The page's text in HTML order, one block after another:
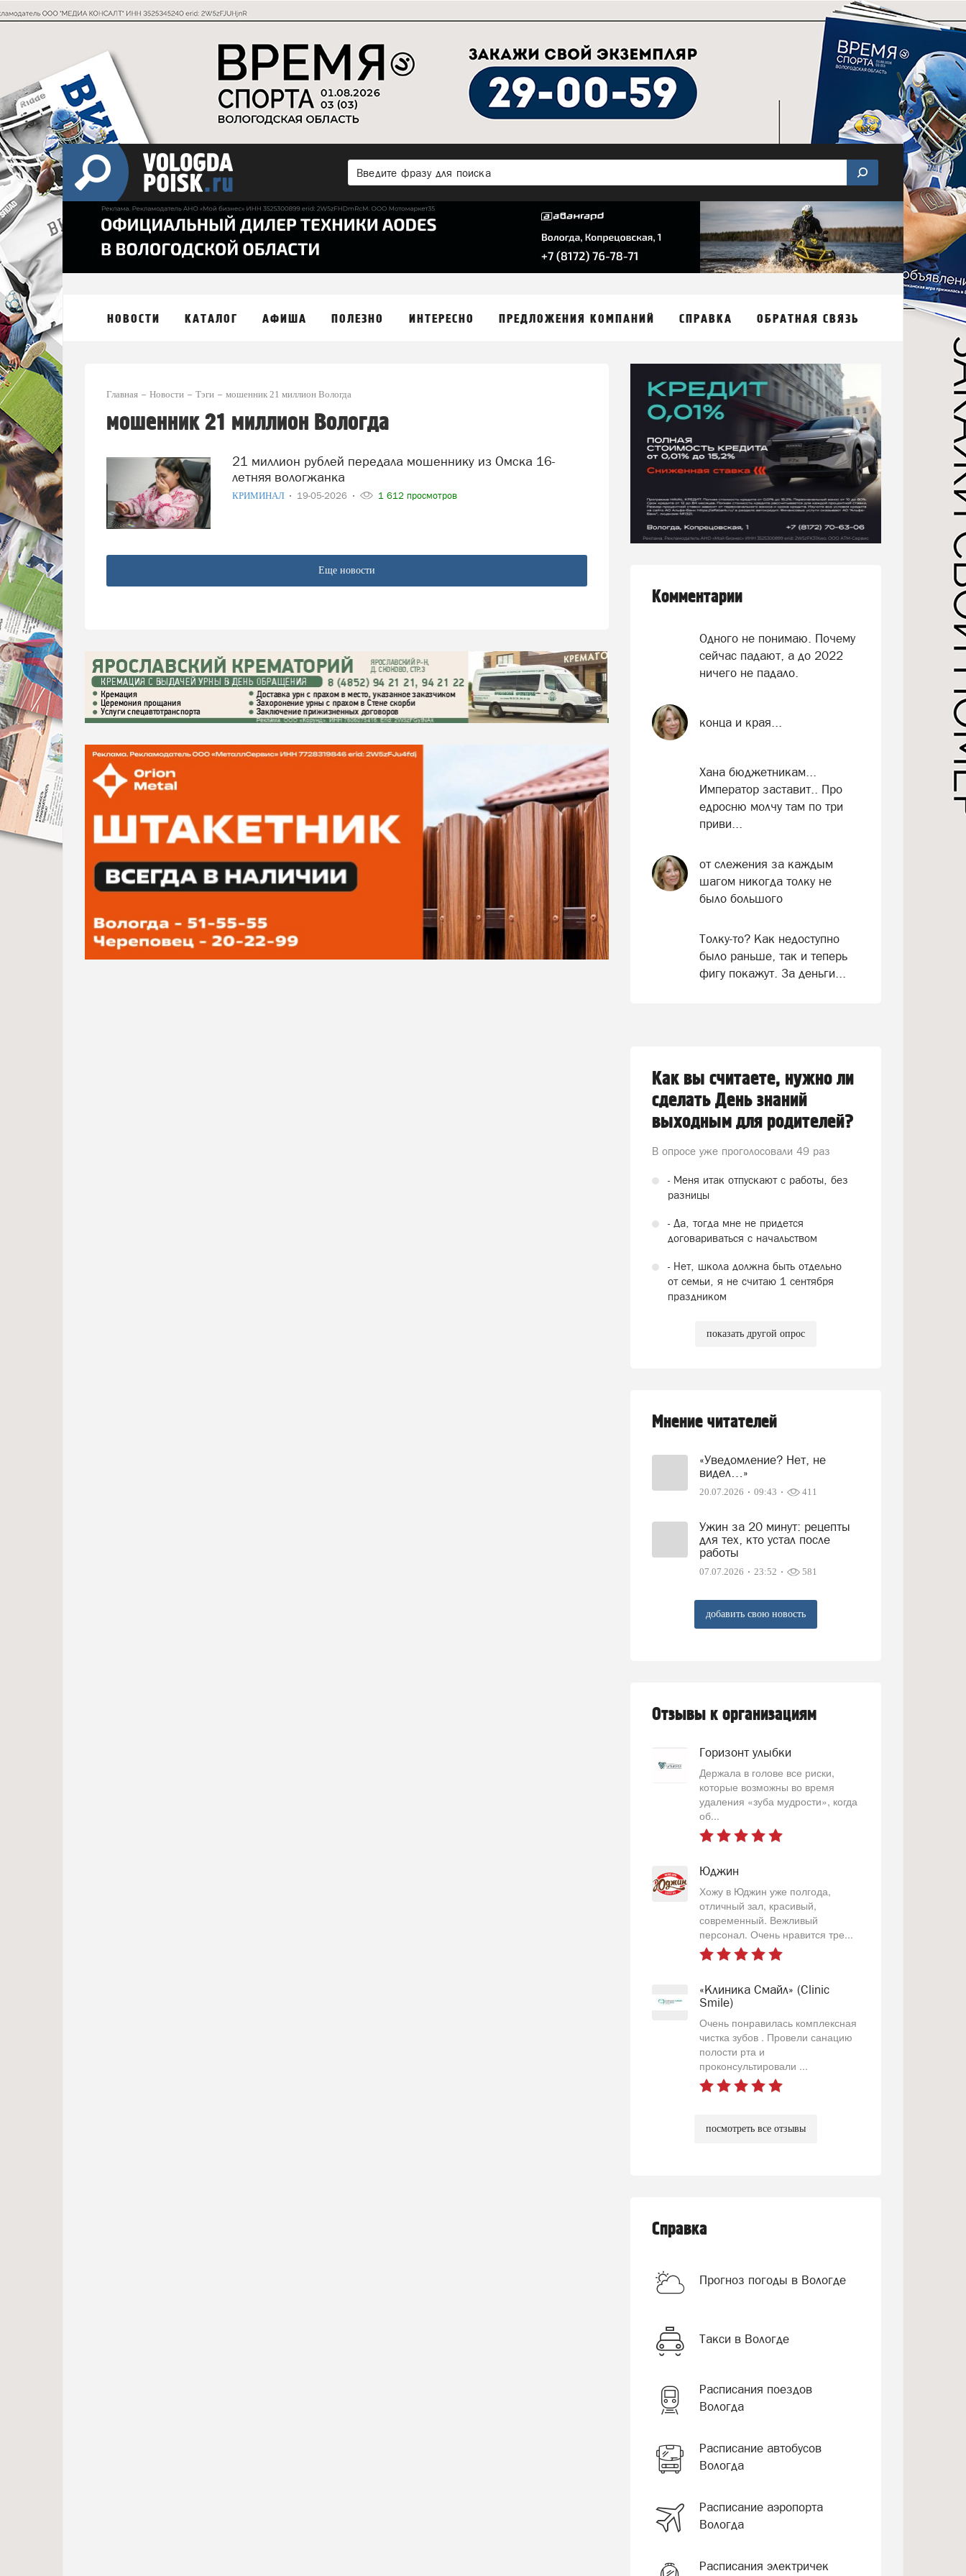
НОВОСТИ КАТАЛОГ АФИША ПОЛЕЗНО ИНТЕРЕСНО ПРЕДЛОЖЕНИЯ КОМПАНИЙ СПРАВКА ОБРАТНАЯ СВЯЗЬ
Главная Новости Тэги мошенник 21 миллион Вологда
мошенник 21 миллион Вологда
21 миллион рублей передала мошеннику из Омска 16-
летняя вологжанка
КРИМИНАЛ 19-05-2026 1 612 просмотров
Еще новости
Комментарии
Одного не понимаю. Почему
сейчас падают, а до 2022
ничего не падало.
конца и края...
Хана бюджетникам...
Император заставит.. Про
едросню молчу там по три
приви...
от слежения за каждым
шагом никогда толку не
было большого
Толку-то? Как недоступно
было раньше, так и теперь
фигу покажут. За деньги...
Как вы считаете, нужно ли
сделать День знаний
выходным для родителей?
В опросе уже проголосовали 49 раз
- Меня итак отпускают с работы, без
разницы
- Да, тогда мне не придется
договариваться с начальством
- Нет, школа должна быть отдельно
от семьи, я не считаю 1 сентября
праздником
показать другой опрос
Мнение читателей
«Уведомление? Нет, не
видел…»
20.07.2026 09:43 411
Ужин за 20 минут: рецепты
для тех, кто устал после
работы
07.07.2026 23:52 581
добавить свою новость
Отзывы к организациям
Горизонт улыбки
Держала в голове все риски,
которые возможны во время
удаления «зуба мудрости», когда
об...
Юджин
Хожу в Юджин уже полгода,
отличный зал, красивый,
современный. Вежливый
персонал. Очень нравится тре...
«Клиника Смайл» (Clinic
Smile)
Очень понравилась комплексная
чистка зубов . Провели санацию
полости рта и
проконсультировали ...
посмотреть все отзывы
Справка
Прогноз погоды в Вологде
Такси в Вологде
Расписания поездов
Вологда
Расписание автобусов
Вологда
Расписание аэропорта
Вологда
Расписания электричек